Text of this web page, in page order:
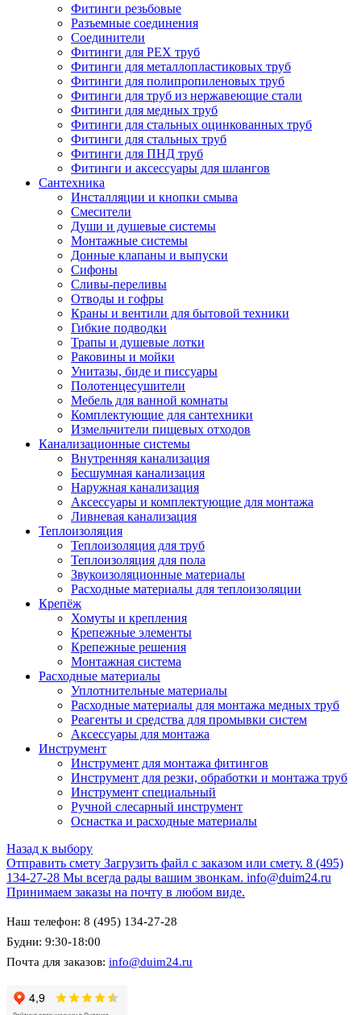
Фитинги резьбовые
Разъемные соединения
Соединители
Фитинги для PEX труб
Фитинги для металлопластиковых труб
Фитинги для полипропиленовых труб
Фитинги для труб из нержавеющие стали
Фитинги для медных труб
Фитинги для стальных оцинкованных труб
Фитинги для стальных труб
Фитинги для ПНД труб
Фитинги и аксессуары для шлангов
Сантехника
Инсталляции и кнопки смыва
Смесители
Души и душевые системы
Монтажные системы
Донные клапаны и выпуски
Сифоны
Сливы-переливы
Отводы и гофры
Краны и вентили для бытовой техники
Гибкие подводки
Трапы и душевые лотки
Раковины и мойки
Унитазы, биде и писсуары
Полотенцесушители
Мебель для ванной комнаты
Комплектующие для сантехники
Измельчители пищевых отходов
Канализационные системы
Внутренняя канализация
Бесшумная канализация
Наружная канализация
Аксессуары и комплектующие для монтажа
Ливневая канализация
Теплоизоляция
Теплоизоляция для труб
Теплоизоляция для пола
Звукоизоляционные материалы
Расходные материалы для теплоизоляции
Крепёж
Хомуты и крепления
Крепежные элементы
Крепежные решения
Монтажная система
Расходные материалы
Уплотнительные материалы
Расходные материалы для монтажа медных труб
Реагенты и средства для промывки систем
Аксессуары для монтажа
Инструмент
Инструмент для монтажа фитингов
Инструмент для резки, обработки и монтажа труб
Инструмент специальный
Ручной слесарный инструмент
Оснастка и расходные материалы
Назад к выбору
Отправить смету Загрузить файл с заказом или смету. 8 (495)
134-27-28 Мы всегда рады вашим звонкам. info@duim24.ru
Принимаем заказы на почту в любом виде.
Наш телефон: 8 (495) 134-27-28
Будни: 9:30-18:00
Почта для заказов: info@duim24.ru